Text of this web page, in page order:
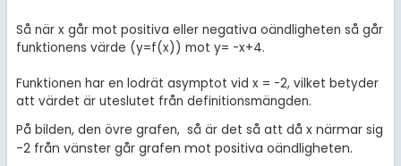
Så när x går mot positiva eller negativa oändligheten så går
funktionens värde (y=f(x)) mot y= -x+4.
Funktionen har en lodrät asymptot vid x = -2, vilket betyder
att värdet är uteslutet från definitionsmängden.
På bilden, den övre grafen, så är det så att då x närmar sig
-2 från vänster går grafen mot positiva oändligheten.